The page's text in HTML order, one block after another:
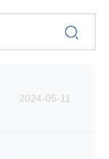
2024-05-11